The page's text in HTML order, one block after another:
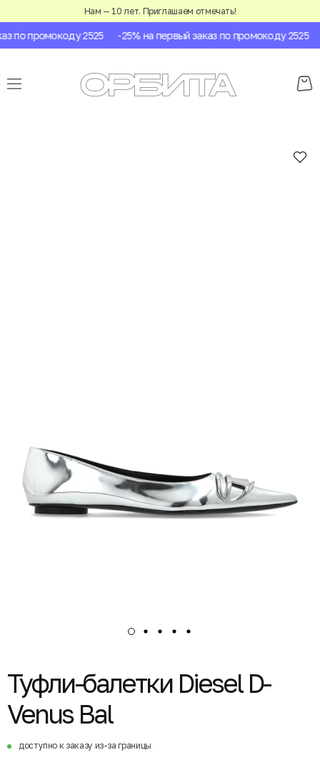
Нам — 10 лет. Приглашаем отмечать!
по промокоду 2525 -25% на первый заказ по промокоду 2525
Туфли-балетки Diesel D-
Venus Bal
доступно к заказу из-за границы